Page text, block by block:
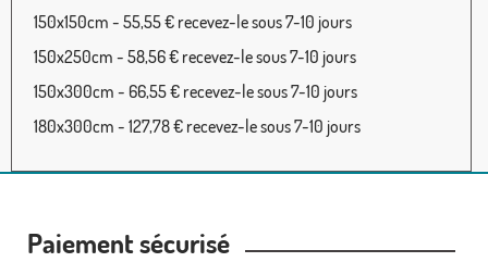
150x150cm - 55,55 € recevez-le sous 7-10 jours
150x250cm - 58,56 € recevez-le sous 7-10 jours
150x300cm - 66,55 € recevez-le sous 7-10 jours
180x300cm - 127,78 € recevez-le sous 7-10 jours
Paiement sécurisé